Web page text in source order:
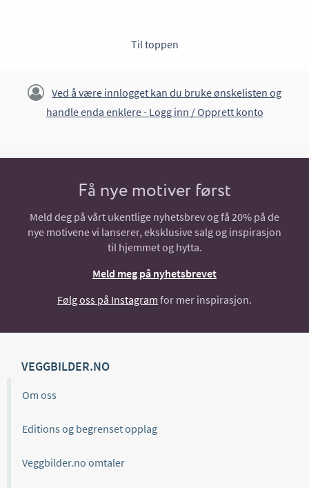
Til toppen
Ved å være innlogget kan du bruke ønskelisten og
handle enda enklere - Logg inn / Opprett konto
Få nye motiver først
Meld deg på vårt ukentlige nyhetsbrev og få 20% på de
nye motivene vi lanserer, eksklusive salg og inspirasjon
til hjemmet og hytta.
Meld meg på nyhetsbrevet
Følg oss på Instagram for mer inspirasjon.
VEGGBILDER.NO
Om oss
Editions og begrenset opplag
Veggbilder.no omtaler